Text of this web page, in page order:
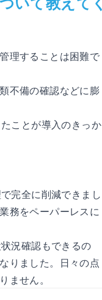
理することは困難で
不備の確認などに膨
ことが導入のきっか
完全に削減できまし
務をペーパーレスに
況確認もできるの
りました。日々の点
ません。